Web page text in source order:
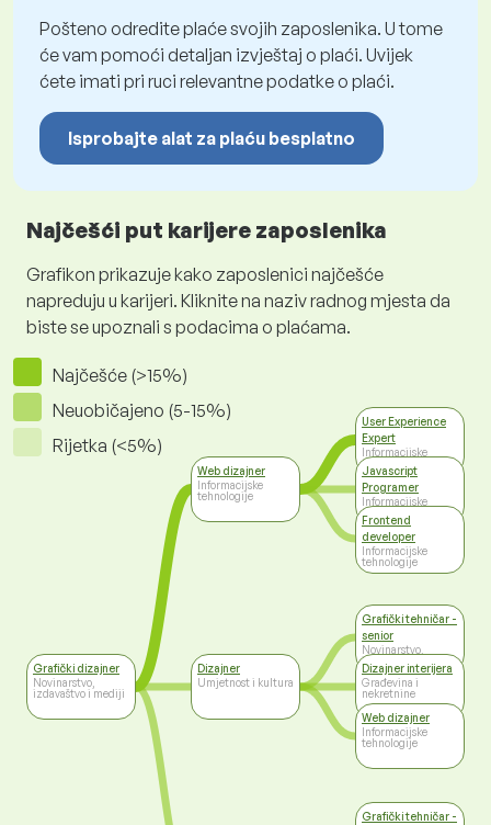
Pošteno odredite plaće svojih zaposlenika. U tome
će vam pomoći detaljan izvještaj o plaći. Uvijek
ćete imati pri ruci relevantne podatke o plaći.
Isprobajte alat za plaću besplatno
Najčešći put karijere zaposlenika
Grafikon prikazuje kako zaposlenici najčešće
napreduju u karijeri. Kliknite na naziv radnog mjesta da
biste se upoznali s podacima o plaćama.
Najčešće (>15%)
Neuobičajeno (5-15%)
Rijetka (<5%)
Grafički dizajner
Novinarstvo,
izdavaštvo i mediji
Web dizajner
Informacijske
tehnologije
Dizajner
Umjetnost i kultura
User Experience
Expert
Informacijske
tehnologije
Javascript
Programer
Informacijske
tehnologije
Frontend
developer
Informacijske
tehnologije
Grafički tehničar -
senior
Novinarstvo,
izdavaštvo i mediji
Dizajner interijera
Građevina i
nekretnine
Web dizajner
Informacijske
tehnologije
Grafički tehničar -